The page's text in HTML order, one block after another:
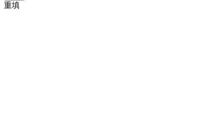
重填